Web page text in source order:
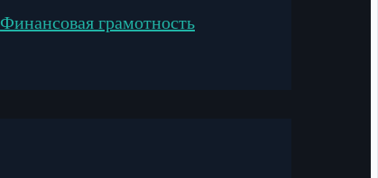
Финансовая грамотность